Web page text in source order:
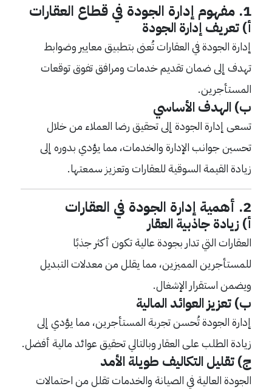
1. مفهوم إدارة الجودة في قطاع العقارات
أ) تعريف إدارة الجودة
إدارة الجودة في العقارات تُعنى بتطبيق معايير وضوابط
تهدف إلى ضمان تقديم خدمات ومرافق تفوق توقعات
المستأجرين.
ب) الهدف الأساسي
تسعى إدارة الجودة إلى تحقيق رضا العملاء من خلال
تحسين جوانب الإدارة والخدمات، مما يؤدي بدوره إلى
زيادة القيمة السوقية للعقارات وتعزيز سمعتها.
2. أهمية إدارة الجودة في العقارات
أ) زيادة جاذبية العقار
العقارات التي تدار بجودة عالية تكون أكثر جذبًا
للمستأجرين المميزين، مما يقلل من معدلات التبديل
ويضمن استقرار الإشغال.
ب) تعزيز العوائد المالية
إدارة الجودة تُحسن تجربة المستأجرين، مما يؤدي إلى
زيادة الطلب على العقار وبالتالي تحقيق عوائد مالية أفضل.
ج) تقليل التكاليف طويلة الأمد
الجودة العالية في الصيانة والخدمات تقلل من احتمالات